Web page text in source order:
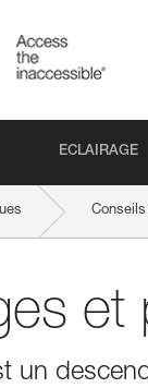
ECLAIRAGE
et
un